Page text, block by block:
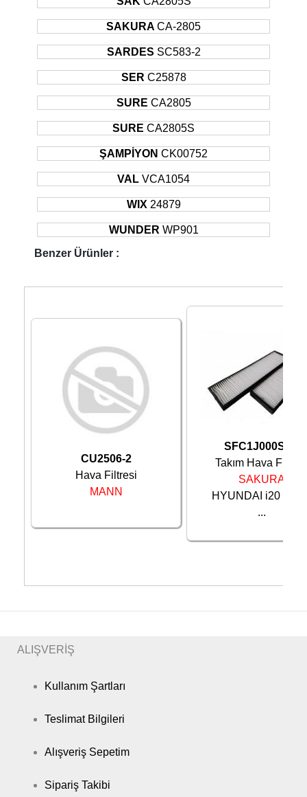
HYUNDAI GETZ Hatchback
2009
81KW
HYUNDAI İ30 Sedan 77KW
Sedan
2009 -
2012
HYUNDAI SONATA Sedan
Sonrası
100KW
HYUNDAI SONATA Sedan
2005 -
171KW
SAKURA CA-2805
SARDES SC583-2
SER C25878
SURE CA2805
SURE CA2805S
ŞAMPİYON CK00752
VAL VCA1054
WIX 24879
WUNDER WP901
Benzer Ürünler :
CU2506-2
Hava Filtresi
MANN
SFC1J000SET
Takım Hava
SAKURA
HYUNDAI i20 08-
...
ALIŞVERİŞ
Kullanım Şartları
Teslimat Bilgileri
Alışveriş Sepetim
Sipariş Takibi